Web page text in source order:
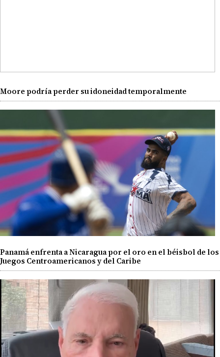
Moore podría perder su idoneidad temporalmente
Panamá enfrenta a Nicaragua por el oro en el béisbol de los
Juegos Centroamericanos y del Caribe